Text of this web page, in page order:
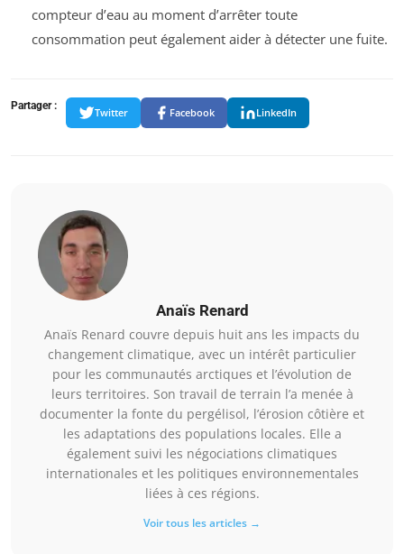
compteur d’eau au moment d’arrêter toute
consommation peut également aider à détecter une fuite.
Partager :
Twitter Facebook LinkedIn
Anaïs Renard
Anaïs Renard couvre depuis huit ans les impacts du
changement climatique, avec un intérêt particulier
pour les communautés arctiques et l’évolution de
leurs territoires. Son travail de terrain l’a menée à
documenter la fonte du pergélisol, l’érosion côtière et
les adaptations des populations locales. Elle a
également suivi les négociations climatiques
internationales et les politiques environnementales
liées à ces régions.
Voir tous les articles →